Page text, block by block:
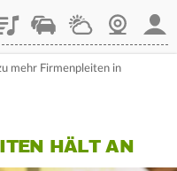
StaupilotWetterWebcam
mehr Firmenpleiten in
HÄLT AN